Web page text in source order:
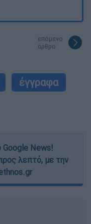
επόμενο
άρθρο
έγγραφα
News!
λεπτό, με την